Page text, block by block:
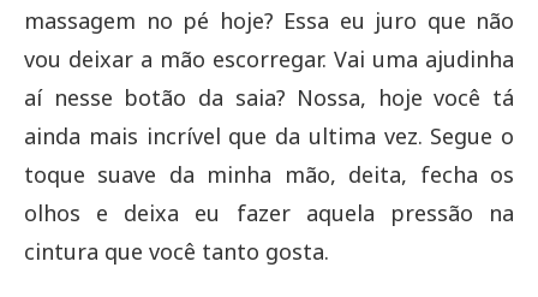
massagem no pé hoje? Essa eu juro que não
vou deixar a mão escorregar. Vai uma ajudinha
aí nesse botão da saia? Nossa, hoje você tá
ainda mais incrível que da ultima vez. Segue o
toque suave da minha mão, deita, fecha os
olhos e deixa eu fazer aquela pressão na
cintura que você tanto gosta.